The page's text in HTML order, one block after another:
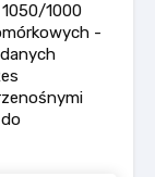
1000
-